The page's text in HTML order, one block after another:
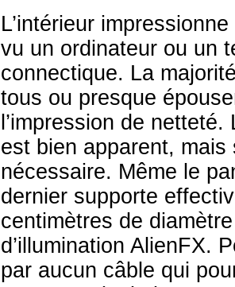
L’intérieur
vu un ordinateur ou un
connectique. La
tous ou presque
l’impression de
est bien apparent,
nécessaire. Même le
dernier supporte
centimètres de
d’illumination AlienFX.
par aucun câble qui